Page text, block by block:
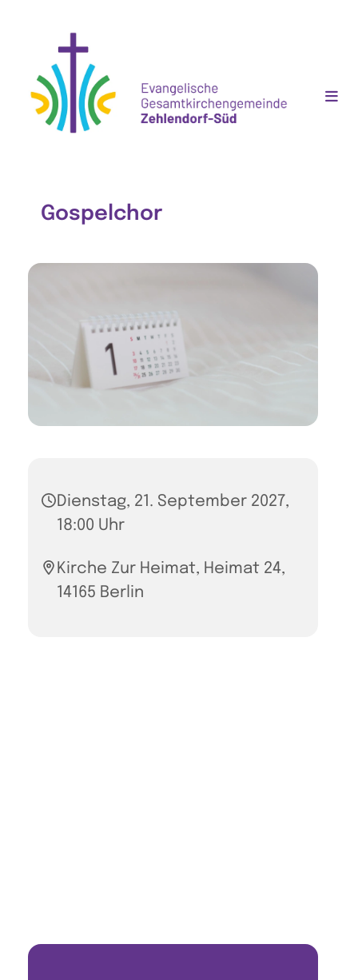
Gospelchor
Dienstag, 21. September 2027,
18:00 Uhr
Kirche Zur Heimat, Heimat 24,
14165 Berlin